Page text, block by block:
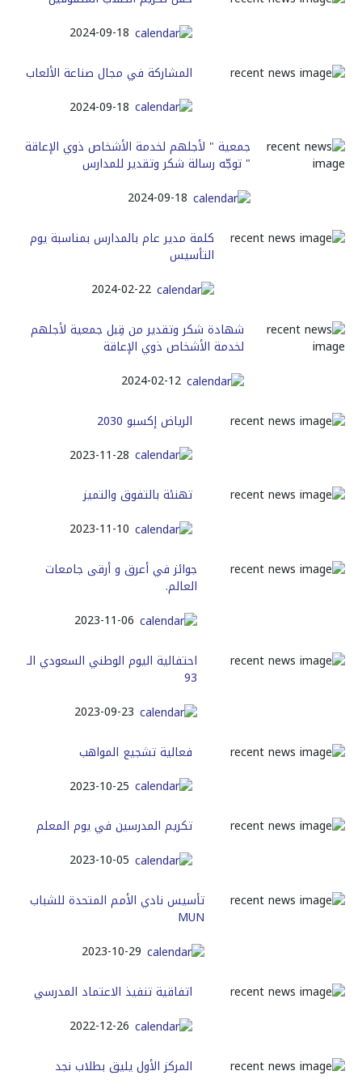
2024-09-18
المشاركة في مجال صناعة الألعاب
2024-09-18
جمعية " لأجلهم لخدمة الأشخاص ذوي الإعاقة
" توجّه رسالة شكر وتقدير للمدارس
2024-09-18
كلمة مدير عام بالمدارس بمناسبة يوم
التأسيس
2024-02-22
شهادة شكر وتقدير من قِبل جمعية لأجلهم
لخدمة الأشخاص ذوي الإعاقة
2024-02-12
الرياض إكسبو 2030
2023-11-28
تهنئة بالتفوق والتميز
2023-11-10
جوائز في أعرق و أرقى جامعات
العالم.
2023-11-06
احتفالية اليوم الوطني السعودي الـ
93
2023-09-23
فعالية تشجيع المواهب
2023-10-25
تكريم المدرسين في يوم المعلم
2023-10-05
تأسيس نادي الأمم المتحدة للشباب
MUN
2023-10-29
اتفاقية تنفيذ الاعتماد المدرسي
2022-12-26
المركز الأول يليق بطلاب نجد